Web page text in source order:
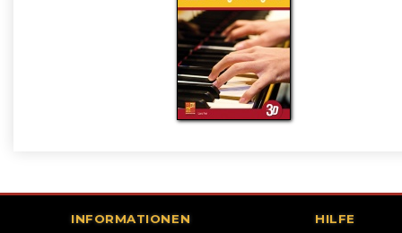
INFORMATIONEN HILFE